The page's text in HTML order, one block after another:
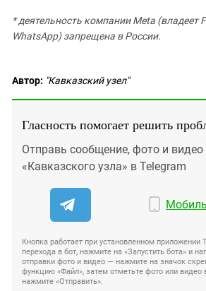
* деятельность компании Meta (владеет
WhatsApp) запрещена в России.
Автор: "Кавказский узел"
Гласность помогает решить
Отправь сообщение, фото и видео
«Кавказского узла» в Telegram
Кнопка работает при установленном приложении
перехода в бот, нажмите на «Запустить бота» и
отправки фото и видео — нажмите на значок
функцию «Файл», затем отметьте фото или видео
нажмите «Отправить».